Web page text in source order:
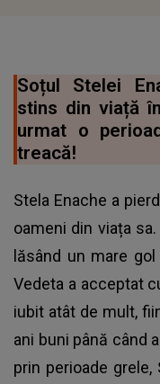
Soțul Stelei
stins din viață
urmat o
treacă!
Stela Enache a
oameni din viața
lăsând un mare
Vedeta a acceptat
iubit atât de mult,
ani buni până când
prin perioade